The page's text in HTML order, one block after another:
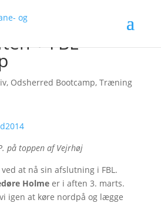
+ FBL
, Odsherred Bootcamp, Træning
på toppen af Vejrhøj
at nå sin afslutning i FBL.
Holmeer i aften 3. marts.
igen at køre nordpå og lægge